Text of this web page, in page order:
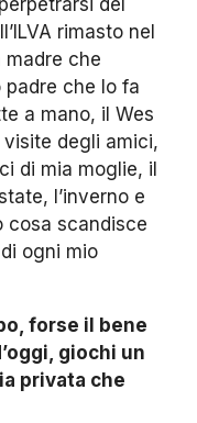
del
rimasto nel
madre che
padre che lo fa
a mano, il Wes
degli amici,
di mia moglie, il
l’inverno e
cosa scandisce
ogni mio
forse il bene
giochi un
privata che